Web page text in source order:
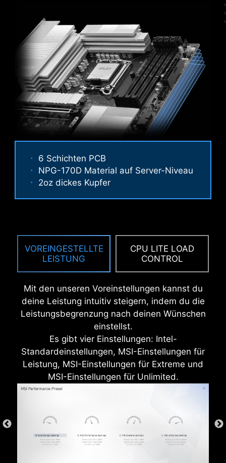
6 Schichten PCB
NPG-170D Material auf Server-Niveau
2oz dickes Kupfer
VOREINGESTELLTE
LEISTUNG
CPU LITE LOAD
CONTROL
Mit den unseren Voreinstellungen kannst du
deine Leistung intuitiv steigern, indem du die
Leistungsbegrenzung nach deinen Wünschen
einstellst.
Es gibt vier Einstellungen: Intel-
Standardeinstellungen, MSI-Einstellungen für
Leistung, MSI-Einstellungen für Extreme und
MSI-Einstellungen für Unlimited.
KORROSIONSSCHUTZ
EDELSTAHL I/O- SHIELD
Elektrizität und das elektromagnetische
Strahlungsrauschen des Systems und ist im
Vergleich zu klassischen IO-Shields deutlich
langlebiger.
* Die Abbildung oben ist eine illustrative Referenz.
Spezifikationen.